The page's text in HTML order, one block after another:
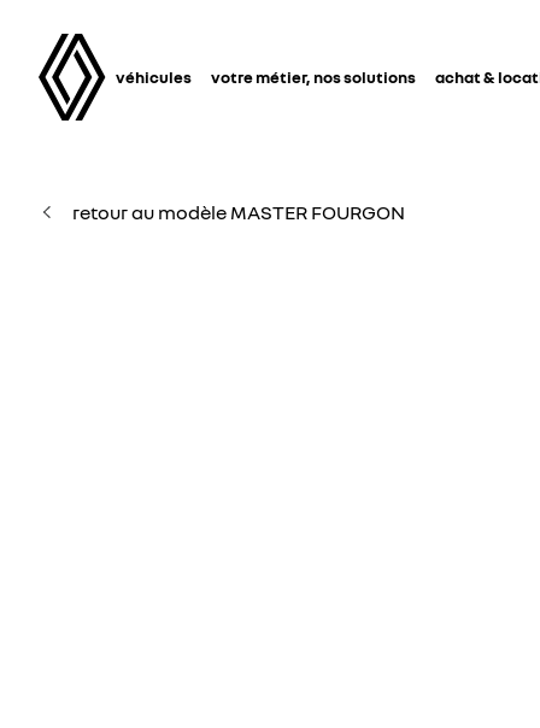
véhicules votre métier, nos solutions achat &
retour au modèle MASTER FOURGON